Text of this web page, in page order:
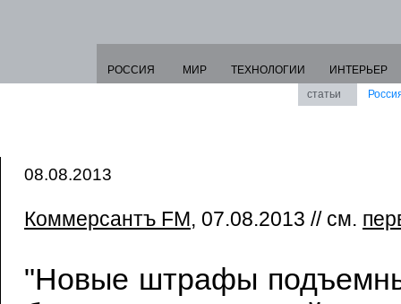
РОССИЯ МИР ТЕХНОЛОГИИ
ИНТЕРЬЕР
статьи
08.08.2013
Коммерсантъ FM, 07.08.2013 // см.
"Новые штрафы